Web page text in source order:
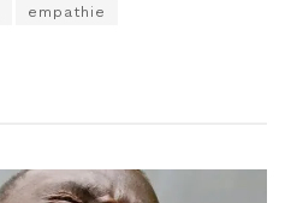
empathie